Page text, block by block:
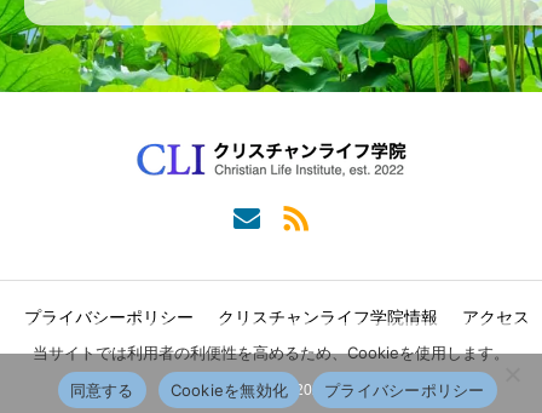
プライバシーポリシー クリスチャンライフ学院情報 アクセス
Copyright © 2022
当サイトでは利用者の利便性を高めるため、Cookieを使用します。
同意する
Cookieを無効化 プライバシーポリシー